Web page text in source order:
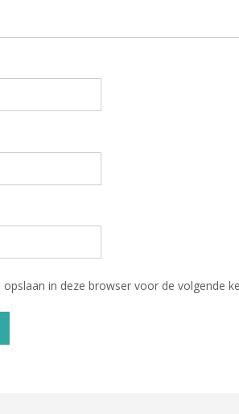
in deze browser voor de volgende